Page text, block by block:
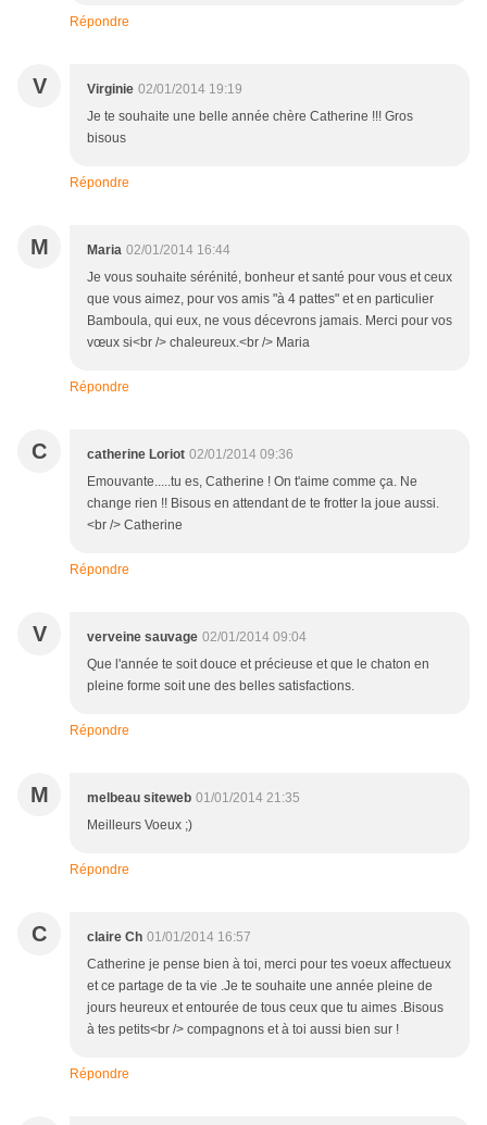
Répondre
V Virginie 02/01/2014 19:19
Je te souhaite une belle année chère Catherine !!! Gros
bisous
Répondre
M Maria 02/01/2014 16:44
Je vous souhaite sérénité, bonheur et santé pour vous et ceux
que vous aimez, pour vos amis "à 4 pattes" et en particulier
Bamboula, qui eux, ne vous décevrons jamais. Merci pour vos
vœux si<br /> chaleureux.<br /> Maria
Répondre
C catherine Loriot 02/01/2014 09:36
Emouvante.....tu es, Catherine ! On t'aime comme ça. Ne
change rien !! Bisous en attendant de te frotter la joue aussi.
<br /> Catherine
Répondre
V verveine sauvage 02/01/2014 09:04
Que l'année te soit douce et précieuse et que le chaton en
pleine forme soit une des belles satisfactions.
Répondre
M melbeau siteweb 01/01/2014 21:35
Meilleurs Voeux ;)
Répondre
C claire Ch 01/01/2014 16:57
Catherine je pense bien à toi, merci pour tes voeux affectueux
et ce partage de ta vie .Je te souhaite une année pleine de
jours heureux et entourée de tous ceux que tu aimes .Bisous
à tes petits<br /> compagnons et à toi aussi bien sur !
Répondre